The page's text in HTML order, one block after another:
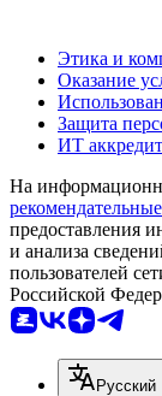
Этика и
Оказание
Защита
ИТ
На
предоставления
и анализа
пользователей
Российской
Русский